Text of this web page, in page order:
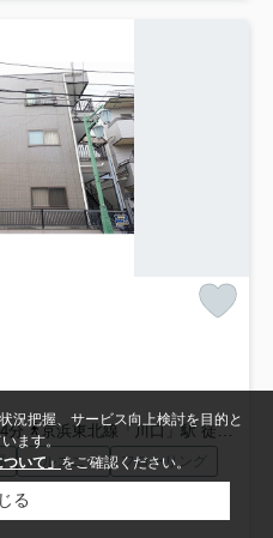
分
京浜東北線「川口」駅 徒歩22分
バルコニー
フローリング
況把握、サービス向上検討を目的と
ます。
いて」 をご確認ください。
る